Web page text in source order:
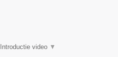
Introductie video ▼